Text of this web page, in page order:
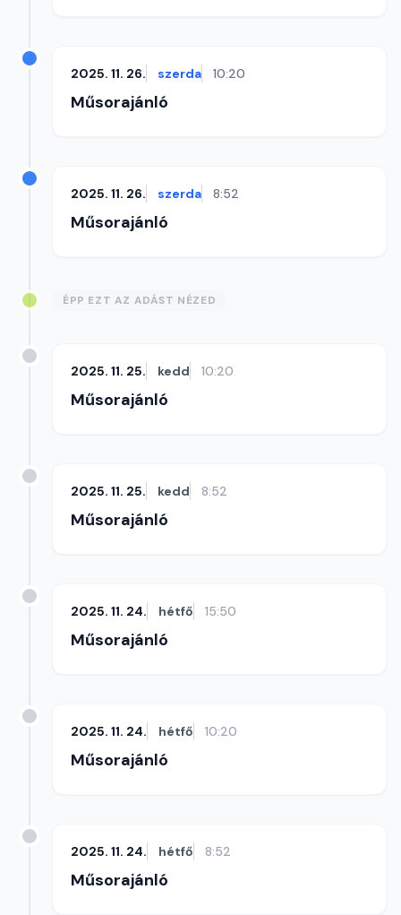
2025. 11. 26. szerda 10:20
Műsorajánló
2025. 11. 26. szerda 8:52
Műsorajánló
ÉPP EZT AZ ADÁST NÉZED
2025. 11. 25. kedd 10:20
Műsorajánló
2025. 11. 25. kedd 8:52
Műsorajánló
2025. 11. 24. hétfő 15:50
Műsorajánló
2025. 11. 24. hétfő 10:20
Műsorajánló
2025. 11. 24. hétfő 8:52
Műsorajánló